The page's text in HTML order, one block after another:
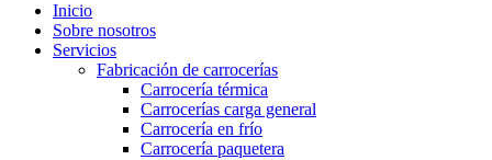
Inicio
Sobre nosotros
Servicios
Fabricación de carrocerías
Carrocería térmica
Carrocerías carga general
Carrocería en frío
Carrocería paquetera